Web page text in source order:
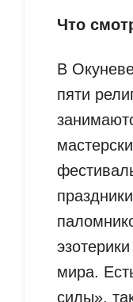
Что
В
пяти
мира.
силы»,